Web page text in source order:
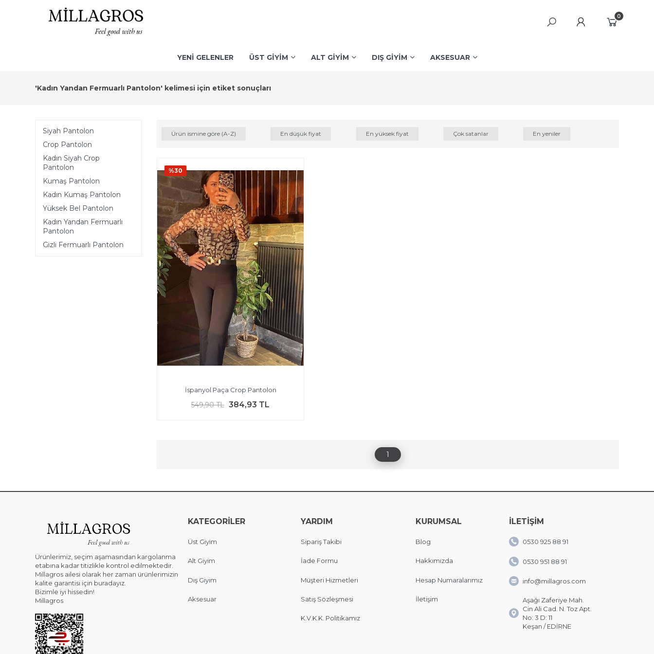
0
YENİ GELENLER ÜST GİYİM ALT GİYİM DIŞ GİYİM AKSESUAR
'Kadın Yandan Fermuarlı Pantolon' kelimesi için etiket sonuçları
Siyah Pantolon
Crop Pantolon
Kadın Siyah Crop
Pantolon
Kumaş Pantolon
Kadın Kumaş Pantolon
Yüksek Bel Pantolon
Kadın Yandan Fermuarlı
Pantolon
Gizli Fermuarlı Pantolon
Ürün ismine göre (A-Z) En düşük fiyat En yüksek fiyat Çok satanlar En yeniler
%30
İspanyol Paça Crop Pantolon
549,90 TL 384,93 TL
1
Ürünlerimiz, seçim aşamasından kargolanma
etabına kadar titizlikle kontrol edilmektedir.
Millagros ailesi olarak her zaman ürünlerimizin
kalite garantisi için buradayız.
Bizimle iyi hissedin!
Millagros
KATEGORİLER
Üst Giyim
Alt Giyim
Dış Giyim
Aksesuar
YARDIM
Sipariş Takibi
İade Formu
Müşteri Hizmetleri
Satış Sözleşmesi
K.V.K.K. Politikamız
KURUMSAL
Blog
Hakkımızda
Hesap Numaralarımız
İletişim
İLETİŞİM
0530 925 88 91
0530 951 88 91
info@millagros.com
Aşağı Zaferiye Mah.
Cin Ali Cad. N. Toz Apt.
No: 3 D: 11
Keşan / EDİRNE